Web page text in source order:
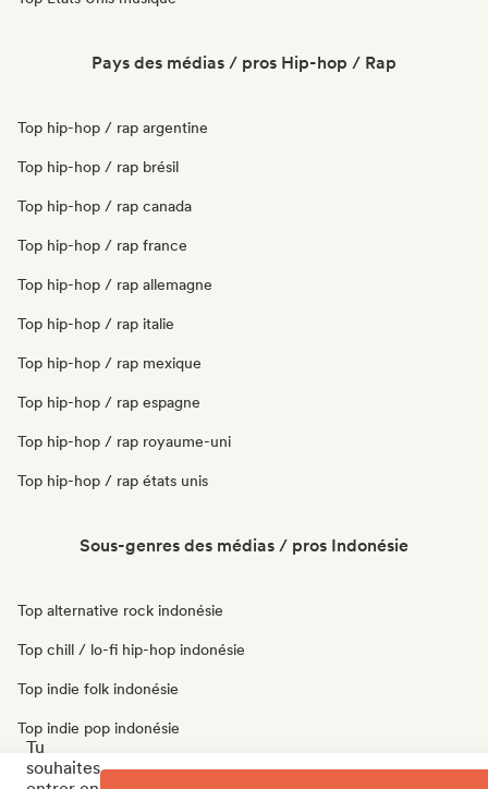
Pays des médias / pros Hip-hop / Rap
Top hip-hop / rap argentine
Top hip-hop / rap brésil
Top hip-hop / rap canada
Top hip-hop / rap france
Top hip-hop / rap allemagne
Top hip-hop / rap italie
Top hip-hop / rap mexique
Top hip-hop / rap espagne
Top hip-hop / rap royaume-uni
Top hip-hop / rap états unis
Sous-genres des médias / pros Indonésie
Top alternative rock indonésie
Top chill / lo-fi hip-hop indonésie
Top indie folk indonésie
Top indie pop indonésie
Top r&b indonésie
Tu
souhaites